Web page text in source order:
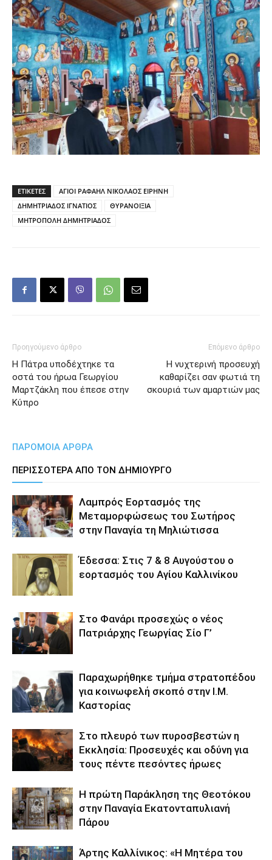
ΕΤΙΚΕΤΕΣ
ΑΓΙΟΙ ΡΑΦΑΗΛ ΝΙΚΟΛΑΟΣ ΕΙΡΗΝΗ
ΔΗΜΗΤΡΙΑΔΟΣ ΙΓΝΑΤΙΟΣ
ΘΥΡΑΝΟΙΞΙΑ
ΜΗΤΡΟΠΟΛΗ ΔΗΜΗΤΡΙΑΔΟΣ
Προηγούμενο άρθρο
Η Πάτρα υποδέχτηκε τα
οστά του ήρωα Γεωργίου
Μαρτζάκλη που έπεσε στην
Κύπρο
Επόμενο άρθρο
Η νυχτερινή προσευχή
καθαρίζει σαν φωτιά τη
σκουριά των αμαρτιών μας
ΠΑΡΟΜΟΙΑ ΑΡΘΡΑ
ΠΕΡΙΣΣΟΤΕΡΑ ΑΠΟ ΤΟΝ ΔΗΜΙΟΥΡΓΟ
Λαμπρός Εορτασμός της
Μεταμορφώσεως του Σωτήρος
στην Παναγία τη Μηλιώτισσα
Έδεσσα: Στις 7 & 8 Αυγούστου ο
εορτασμός του Αγίου Καλλινίκου
Στο Φανάρι προσεχώς ο νέος
Πατριάρχης Γεωργίας Σίο Γ’
Παραχωρήθηκε τμήμα στρατοπέδου
για κοινωφελή σκοπό στην Ι.Μ.
Καστορίας
Στο πλευρό των πυροσβεστών η
Εκκλησία: Προσευχές και οδύνη για
τους πέντε πεσόντες ήρωες
Η πρώτη Παράκληση της Θεοτόκου
στην Παναγία Εκατονταπυλιανή
Πάρου
Άρτης Καλλίνικος: «Η Μητέρα του